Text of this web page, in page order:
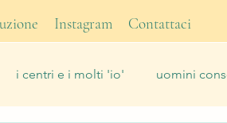
Instagram Contattaci
i centri e i molti 'io' uomini